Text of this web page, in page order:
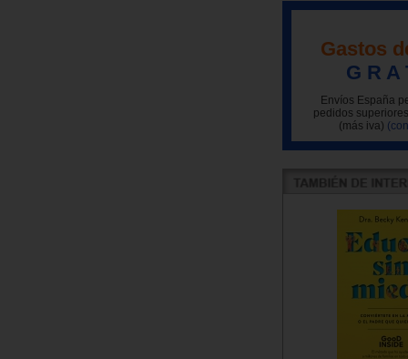
Gastos
G R A
Envíos España
pedidos
(más iva)